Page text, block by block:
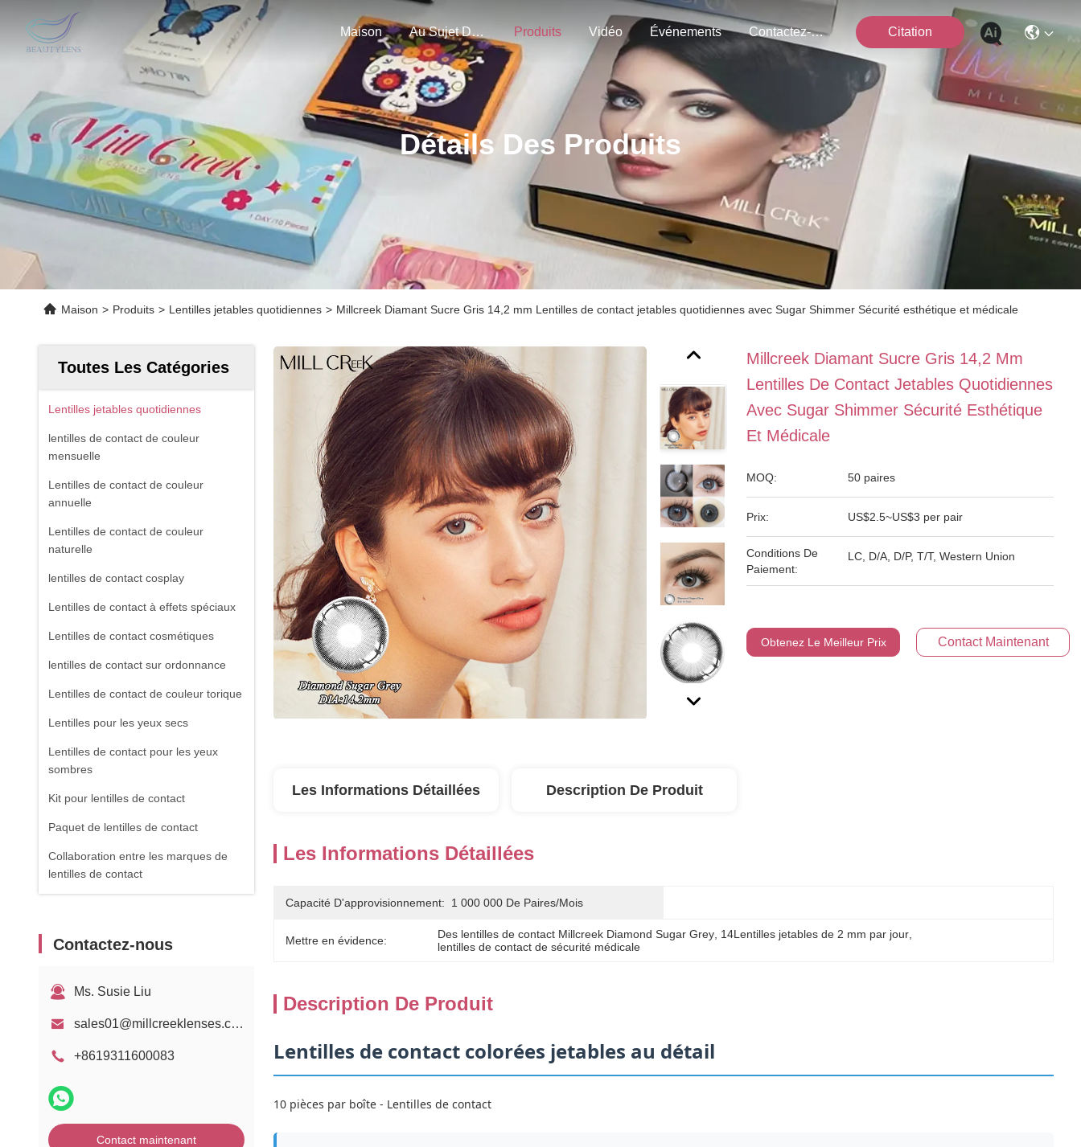
Maison Au Sujet De Nous Produits Vidéo Événements Contactez-Nous Citation
Détails Des Produits
Maison > Produits > Lentilles jetables quotidiennes > Millcreek Diamant Sucre Gris 14,2 mm Lentilles de contact jetables quotidiennes avec Sugar Shimmer Sécurité esthétique et médicale
Toutes Les Catégories
Lentilles jetables quotidiennes
lentilles de contact de couleur
mensuelle
Lentilles de contact de couleur
annuelle
Lentilles de contact de couleur
naturelle
lentilles de contact cosplay
Lentilles de contact à effets spéciaux
Lentilles de contact cosmétiques
lentilles de contact sur ordonnance
Lentilles de contact de couleur torique
Lentilles pour les yeux secs
Lentilles de contact pour les yeux
sombres
Kit pour lentilles de contact
Paquet de lentilles de contact
Collaboration entre les marques de
lentilles de contact
Contactez-nous
Ms. Susie Liu
sales01@millcreeklenses.com
+8619311600083
Contact maintenant
Millcreek Diamant Sucre Gris 14,2 Mm
Lentilles De Contact Jetables Quotidiennes
Avec Sugar Shimmer Sécurité Esthétique
Et Médicale
MOQ: 50 paires
Prix: US$2.5~US$3 per pair
Conditions De
Paiement:
LC, D/A, D/P, T/T, Western Union
Obtenez Le Meilleur Prix Contact Maintenant
Les Informations Détaillées Description De Produit
Les Informations Détaillées
Capacité D'approvisionnement: 1 000 000 De Paires/mois
Mettre en évidence: Des lentilles de contact Millcreek Diamond Sugar Grey, 14Lentilles jetables de 2 mm par jour,
lentilles de contact de sécurité médicale
Description De Produit
Lentilles de contact colorées jetables au détail
10 pièces par boîte - Lentilles de contact